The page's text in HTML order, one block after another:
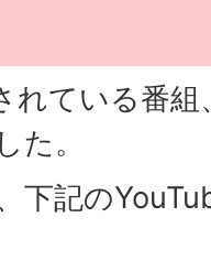
れている番
た。
下記の